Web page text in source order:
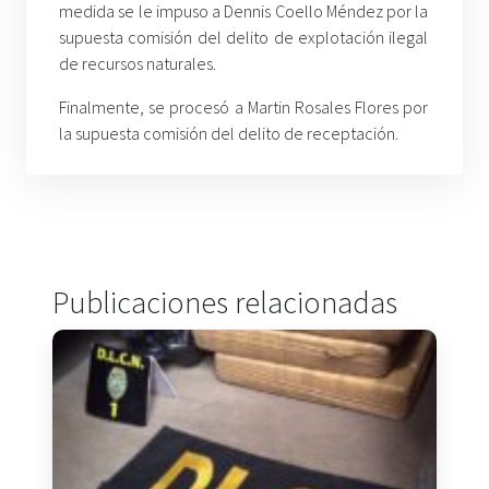
medida se le impuso a Dennis Coello Méndez por la
supuesta comisión del delito de explotación ilegal
de recursos naturales.
Finalmente, se procesó a Martin Rosales Flores por
la supuesta comisión del delito de receptación.
Publicaciones relacionadas